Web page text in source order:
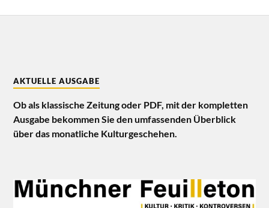
AKTUELLE AUSGABE
Ob als klassische Zeitung oder PDF, mit der kompletten
Ausgabe bekommen Sie den umfassenden Überblick
über das monatliche Kulturgeschehen.